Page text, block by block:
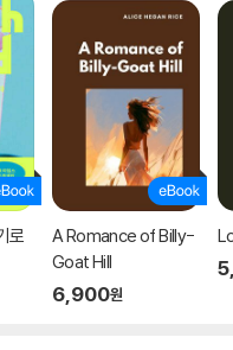
로
A Romance of Billy-
Goat Hill
6,900원